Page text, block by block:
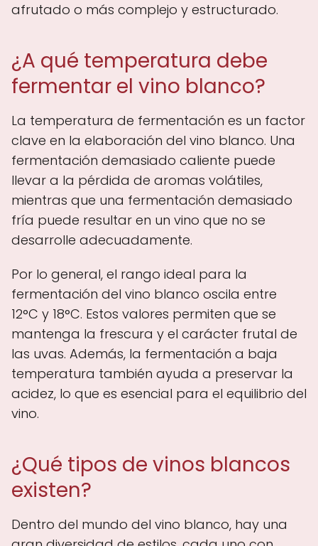
afrutado o más complejo y estructurado.
¿A qué temperatura debe
fermentar el vino blanco?
La temperatura de fermentación es un factor
clave en la elaboración del vino blanco. Una
fermentación demasiado caliente puede
llevar a la pérdida de aromas volátiles,
mientras que una fermentación demasiado
fría puede resultar en un vino que no se
desarrolle adecuadamente.
Por lo general, el rango ideal para la
fermentación del vino blanco oscila entre
12°C y 18°C. Estos valores permiten que se
mantenga la frescura y el carácter frutal de
las uvas. Además, la fermentación a baja
temperatura también ayuda a preservar la
acidez, lo que es esencial para el equilibrio del
vino.
¿Qué tipos de vinos blancos
existen?
Dentro del mundo del vino blanco, hay una